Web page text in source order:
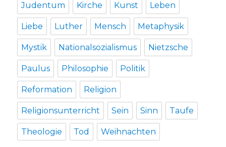
Judentum Kirche Kunst Leben
Liebe Luther Mensch Metaphysik
Mystik Nationalsozialismus Nietzsche
Paulus Philosophie Politik
Reformation Religion
Religionsunterricht Sein Sinn Taufe
Theologie Tod Weihnachten